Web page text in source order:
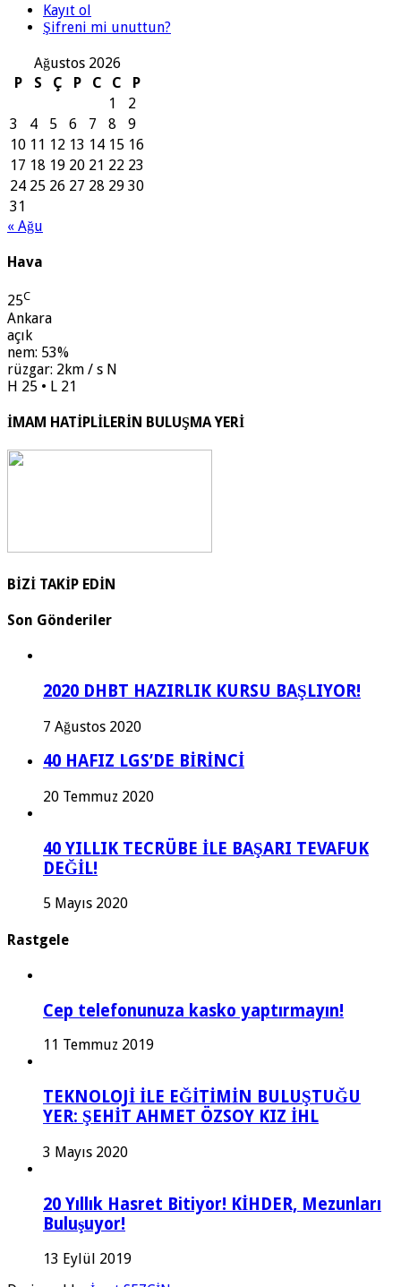
Kayıt ol
Şifreni mi unuttun?
Ağustos 2026
P
S Ç P C C
P
1
2
3
4 5 6 7 8
9
10 11 12 13 14 15 16
17 18 19 20 21 22 23
24 25 26 27 28 29 30
31
« Ağu
Hava
25C
Ankara
açık
nem: 53%
rüzgar: 2km / s N
H 25 • L 21
İMAM HATİPLİLERİN BULUŞMA YERİ
BİZİ TAKİP EDİN
Son Gönderiler
2020 DHBT HAZIRLIK KURSU BAŞLIYOR!
7 Ağustos 2020
40 HAFIZ LGS’DE BİRİNCİ
20 Temmuz 2020
40 YILLIK TECRÜBE İLE BAŞARI TEVAFUK
DEĞİL!
5 Mayıs 2020
Rastgele
Cep telefonunuza kasko yaptırmayın!
11 Temmuz 2019
TEKNOLOJİ İLE EĞİTİMİN BULUŞTUĞU
YER: ŞEHİT AHMET ÖZSOY KIZ İHL
3 Mayıs 2020
20 Yıllık Hasret Bitiyor! KİHDER, Mezunları
Buluşuyor!
13 Eylül 2019